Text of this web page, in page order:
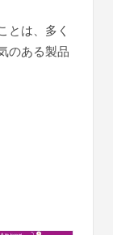
とは、多く
のある製品